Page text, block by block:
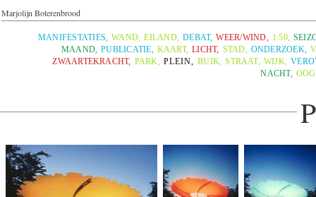
Marjolijn Boterenbrood
MANIFESTATIES, WAND, EILAND, DEBAT, WEER/WIND, 1:50,
MAAND, PUBLICATIE, KAART, LICHT, STAD, ONDERZOEK,
ZWAARTEKRACHT, PARK, PLEIN, BUIK, STRAAT, WIJK,
NACHT, OOG